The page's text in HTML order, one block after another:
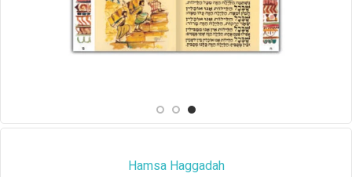
Hamsa Haggadah